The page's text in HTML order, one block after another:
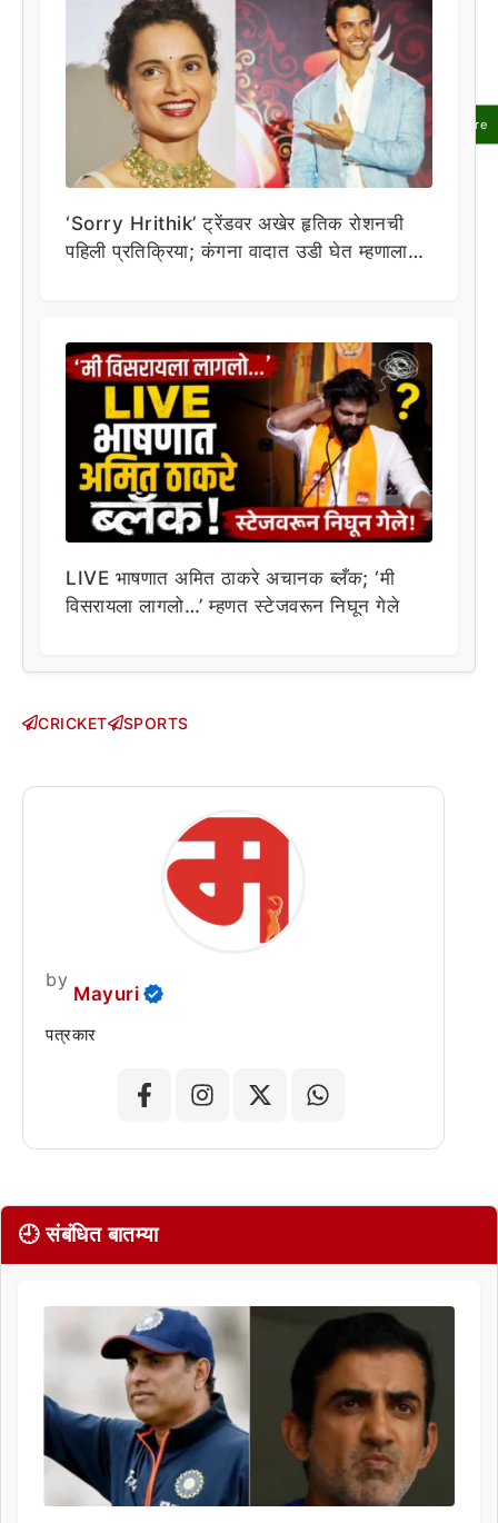
Share
‘Sorry Hrithik’ ट्रेंडवर अखेर हृतिक रोशनची
पहिली प्रतिक्रिया; कंगना वादात उडी घेत म्हणाला…
LIVE भाषणात अमित ठाकरे अचानक ब्लँक; ‘मी
विसरायला लागलो…’ म्हणत स्टेजवरून निघून गेले
CRICKET SPORTS
by
Mayuri
पत्रकार
🕘 संबंधित बातम्या